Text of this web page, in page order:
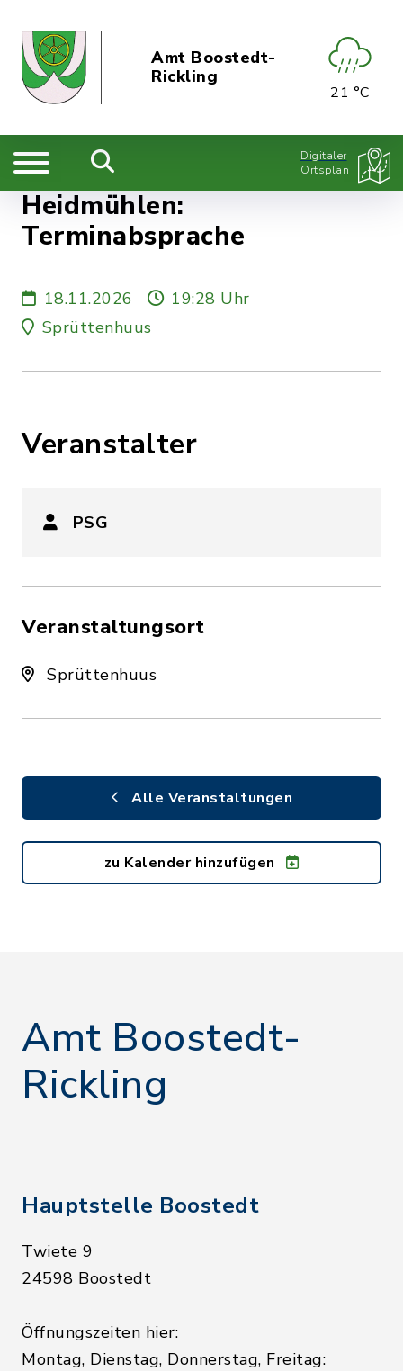
Amt Boostedt-
Rickling
21 °C
Digitaler
Ortsplan
Heidmühlen:
Terminabsprache
18.11.2026
19:28 Uhr
Sprüttenhuus
Veranstalter
PSG
Veranstaltungsort
Sprüttenhuus
Alle Veranstaltungen
zu Kalender hinzufügen
Amt Boostedt-
Rickling
Hauptstelle Boostedt
Twiete 9
24598 Boostedt
Öffnungszeiten hier:
Montag, Dienstag, Donnerstag, Freitag: